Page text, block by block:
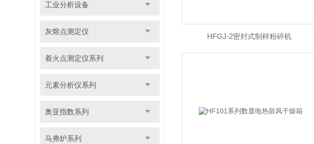
工业分析设备
灰熔点测定仪
着火点测定仪系列
元素分析仪系列
奥亚指数系列
马弗炉系列
HFGJ-2密封式制样粉碎机